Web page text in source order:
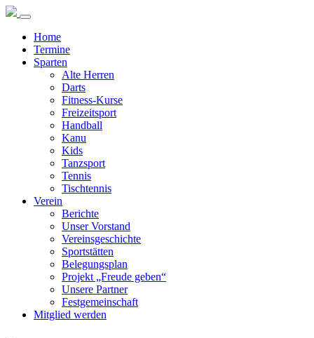
Home
Termine
Sparten
Alte Herren
Darts
Fitness-Kurse
Freizeitsport
Handball
Kanu
Kids
Tanzsport
Tennis
Tischtennis
Verein
Berichte
Unser Vorstand
Vereinsgeschichte
Sportstätten
Belegungsplan
Projekt „Freude geben“
Unsere Partner
Festgemeinschaft
Mitglied werden